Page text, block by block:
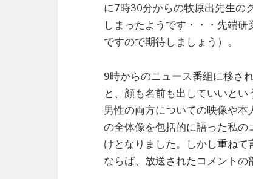
に7時30分からの牧原出先生の
しまったようです・・・先端
ですので期待しましょう）。
9時からのニュース番組に移さ
と、顔も名前も出していいと
男性の両方についての映像や
の全体像を包括的に語った私
けとなりました。しかし重ね
ならば、放送されたコメントの